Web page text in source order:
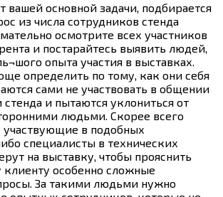
вашей основной задачи, подбирается
из числа сотрудников стенда
осмотрите всех участников
и постарайтесь выявить людей,
опыта участия в выставках.
определить по тому, как они себя
сами не участвовать в общении
стенда и пытаются уклониться от
людьми. Скорее всего
участвующие в подобных
специалисты в технических
на выставку, чтобы прояснить
клиенту особенно сложные
За такими людьми нужно